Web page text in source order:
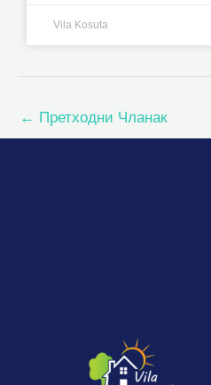
Vila Kosuta
← Претходни Чланак